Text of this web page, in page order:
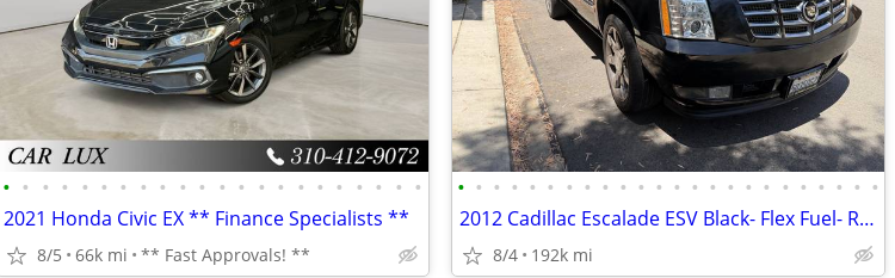
• • • • • • • • • • • • • • • • • • • • • •
2021 Honda Civic EX ** Finance Specialists **
8/5 66k mi ** Fast Approvals! **
• • • • • • • • • • • • • • • • • • • • • • • •
2012 Cadillac Escalade ESV Black- Flex Fuel- Runs &Drives Great
8/4 192k mi